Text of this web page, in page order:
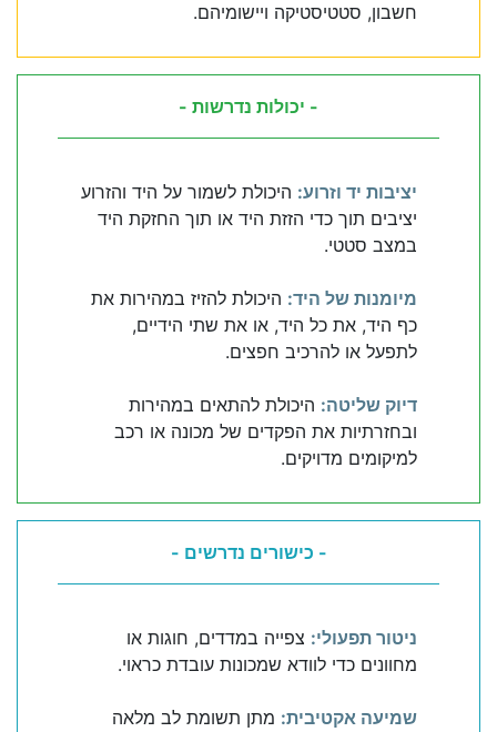
חשבון, סטטיסטיקה ויישומיהם.
- יכולות נדרשות -
יציבות יד וזרוע: היכולת לשמור על היד והזרוע
יציבים תוך כדי הזזת היד או תוך החזקת היד
במצב סטטי.
מיומנות של היד: היכולת להזיז במהירות את
כף היד, את כל היד, או את שתי הידיים,
לתפעל או להרכיב חפצים.
דיוק שליטה: היכולת להתאים במהירות
ובחזרתיות את הפקדים של מכונה או רכב
למיקומים מדויקים.
- כישורים נדרשים -
ניטור תפעולי: צפייה במדדים, חוגות או
מחוונים כדי לוודא שמכונות עובדת כראוי.
שמיעה אקטיבית: מתן תשומת לב מלאה